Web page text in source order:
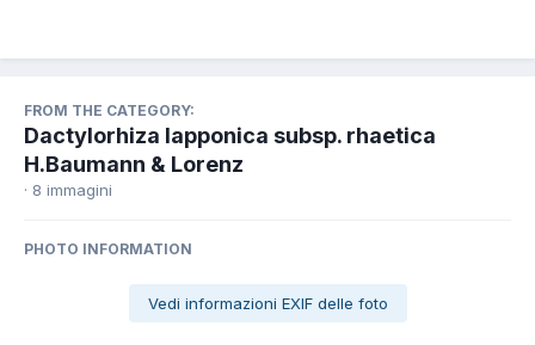
FROM THE CATEGORY:
Dactylorhiza lapponica subsp. rhaetica
H.Baumann & Lorenz
· 8 immagini
PHOTO INFORMATION
Vedi informazioni EXIF delle foto